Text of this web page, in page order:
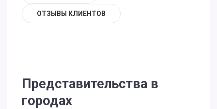
ОТЗЫВЫ КЛИЕНТОВ
Представительства в
городах